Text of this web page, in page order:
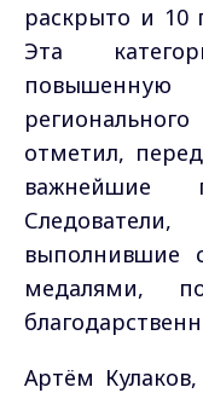
раскрыто и 10
Эта
повышенную
отметил,
важнейшие
выполнившие
медалями,
Артём